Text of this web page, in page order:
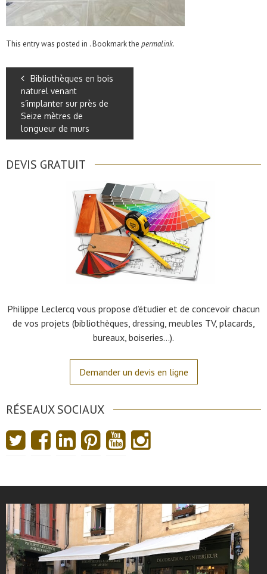
This entry was posted in . Bookmark the permalink.
Bibliothèques en bois
naturel venant
s’implanter sur près de
Seize mètres de
longueur de murs
DEVIS GRATUIT
Philippe Leclercq vous propose d’étudier et de concevoir chacun
de vos projets (bibliothèques, dressing, meubles TV, placards,
bureaux, boiseries…).
Demander un devis en ligne
RÉSEAUX SOCIAUX